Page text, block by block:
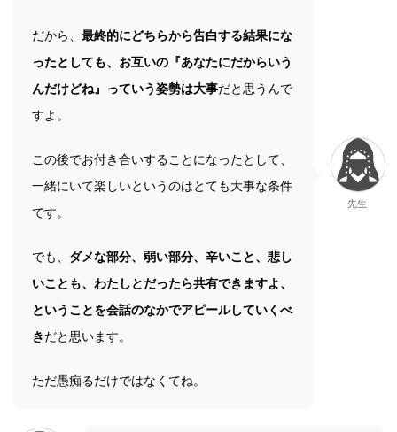
だから、 最終的にどちらから告白する結果にな
ったとしても、お互いの『あなたにだからいう
んだけどね』っていう姿勢は大事だと思うんで
すよ。
この後でお付き合いすることになったとして、
一緒にいて楽しいというのはとても大事な条件
です。
でも、 ダメな部分、弱い部分、辛いこと、悲し
いことも、わたしとだったら共有できますよ、
ということを会話のなかでアピールしていくべ
きだと思います。
ただ愚痴るだけではなくてね。
先生